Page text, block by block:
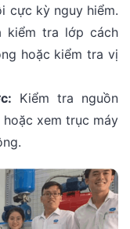
cực kỳ nguy hiểm.
kiểm tra lớp cách
hoặc kiểm tra vị
Kiểm tra nguồn
xem trục máy